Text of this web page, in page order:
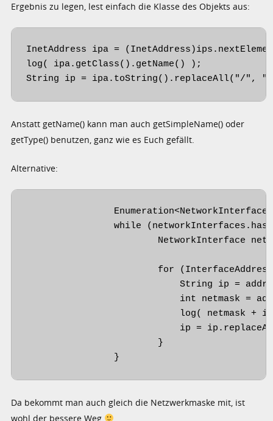
Ergebnis zu legen, lest einfach die Klasse des Objekts aus:
InetAddress ipa =
log( ipa.getClass().getName() );
String ip = ipa.toString().replaceAll("/",
Anstatt getName() kann man auch getSimpleName() oder
getType() benutzen, ganz wie es Euch gefällt.
Alternative:
		while (networkInterfaces.hasMoreElements()) {
		}
Da bekommt man auch gleich die Netzwerkmaske mit, ist
wohl der bessere Weg